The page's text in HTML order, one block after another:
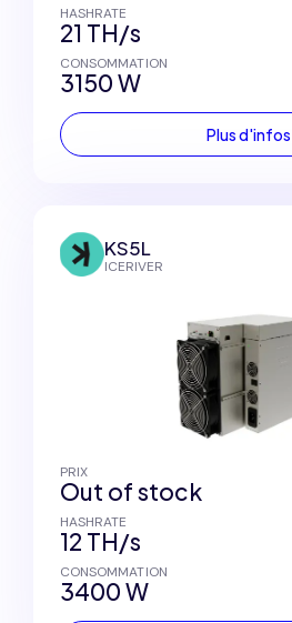
HASHRATE
21 TH/s
CONSOMMATION
3150 W
Plus d'infos
KS5L
ICERIVER
PRIX
Out of stock
HASHRATE
12 TH/s
CONSOMMATION
3400 W